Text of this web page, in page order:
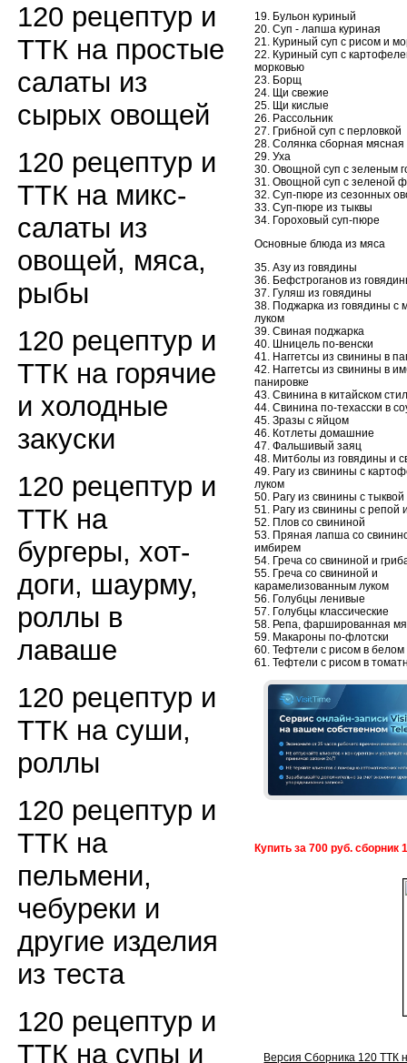
120 рецептур и
ТТК на простые
салаты из
сырых овощей
120 рецептур и
ТТК на микс-
салаты из
овощей, мяса,
рыбы
120 рецептур и
ТТК на горячие
и холодные
закуски
120 рецептур и
ТТК на
бургеры, хот-
доги, шаурму,
роллы в
лаваше
120 рецептур и
ТТК на суши,
роллы
120 рецептур и
ТТК на
пельмени,
чебуреки и
другие изделия
из теста
120 рецептур и
ТТК на супы и
19. Бульон куриный
20. Суп - лапша куриная
21. Куриный суп с рисом и
22. Куриный суп с
морковью
23. Борщ
24. Щи свежие
25. Щи кислые
26. Рассольник
27. Грибной суп с перловкой
28. Солянка сборная мясная
29. Уха
30. Овощной суп с зеленым
31. Овощной суп с зеленой
32. Суп-пюре из сезонных
33. Суп-пюре из тыквы
34. Гороховый суп-пюре
Основные блюда из мяса
35. Азу из говядины
36. Бефстроганов из
37. Гуляш из говядины
38. Поджарка из говядины с
луком
39. Свиная поджарка
40. Шницель по-венски
41. Наггетсы из свинины в
42. Наггетсы из свинины в
панировке
43. Свинина в китайском
44. Свинина по-техасски в
45. Зразы с яйцом
46. Котлеты домашние
47. Фальшивый заяц
48. Митболы из говядины и
49. Рагу из свинины с
луком
50. Рагу из свинины с
51. Рагу из свинины с репой
52. Плов со свининой
53. Пряная лапша со
имбирем
54. Греча со свининой и
55. Греча со свининой и
карамелизованным луком
56. Голубцы ленивые
57. Голубцы классические
58. Репа, фаршированная
59. Макароны по-флотски
60. Тефтели с рисом в белом
61. Тефтели с рисом в
Купить за 700 руб.
Версия Сборника 120 ТТК